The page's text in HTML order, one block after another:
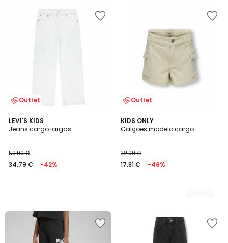
Outlet
LEVI'S KIDS
Jeans cargo largas
59.99 €
34.79 € -42%
Outlet
KIDS ONLY
Calções modelo cargo
32.99 €
17.81 € -46%
2
Cores